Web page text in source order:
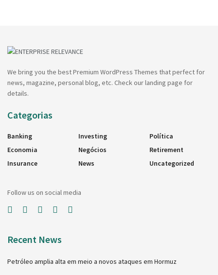
We bring you the best Premium WordPress Themes that perfect for
news, magazine, personal blog, etc. Check our landing page for
details.
Categorias
Banking
Economia
Insurance
Investing
Negócios
News
Política
Retirement
Uncategorized
Follow us on social media
Recent News
Petróleo amplia alta em meio a novos ataques em Hormuz